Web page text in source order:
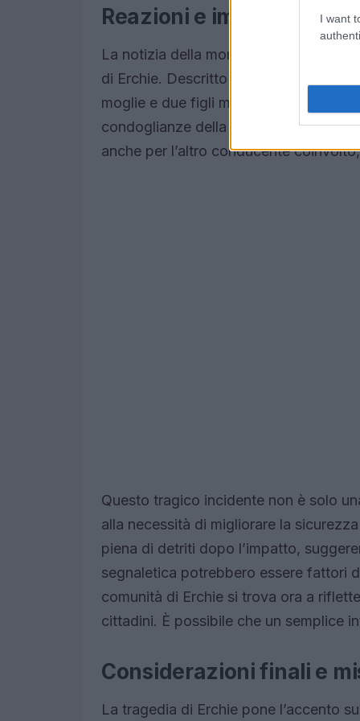
I want
Reazioni e impatto sulla
La notizia della morte di Giovanni
di Erchie. Descritto come un
moglie e due figli minorenni. Il sindaco
condoglianze della comunità,
anche per l’altro conducente
Questo tragico incidente non è solo
alla necessità di migliorare la
piena di detriti dopo l’impatto,
segnaletica potrebbero essere fattori
comunità di Erchie si trova ora a
cittadini. È possibile che un semplice
Considerazioni finali e
La tragedia di Erchie pone l’accento